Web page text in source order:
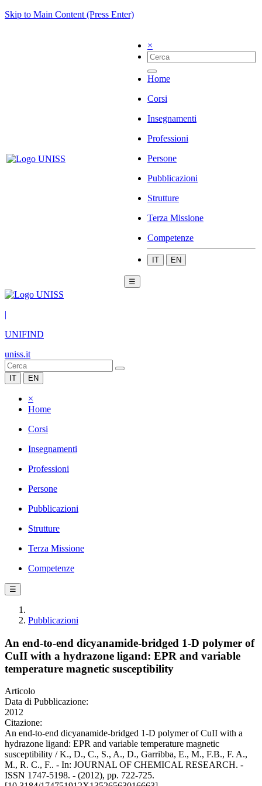
Skip to Main Content (Press Enter)
×
Home
Corsi
Insegnamenti
Professioni
Persone
Pubblicazioni
Strutture
Terza Missione
Competenze
IT EN
☰
|
UNIFIND
uniss.it
IT EN
×
Home
Corsi
Insegnamenti
Professioni
Persone
Pubblicazioni
Strutture
Terza Missione
Competenze
☰
Pubblicazioni
An end-to-end dicyanamide-bridged 1-D polymer of
CuII with a hydrazone ligand: EPR and variable
temperature magnetic susceptibility
Articolo
Data di Pubblicazione:
2012
Citazione:
An end-to-end dicyanamide-bridged 1-D polymer of CuII with a
hydrazone ligand: EPR and variable temperature magnetic
susceptibility / K., D., C., S., A., D., Garribba, E., M., F.B., F. A.,
M., R. C., F.. - In: JOURNAL OF CHEMICAL RESEARCH. -
ISSN 1747-5198. - (2012), pp. 722-725.